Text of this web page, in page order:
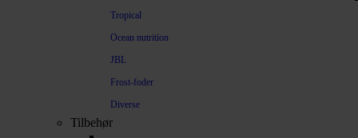
Tropical
Ocean nutrition
JBL
Frost-foder
Diverse
Tilbehør